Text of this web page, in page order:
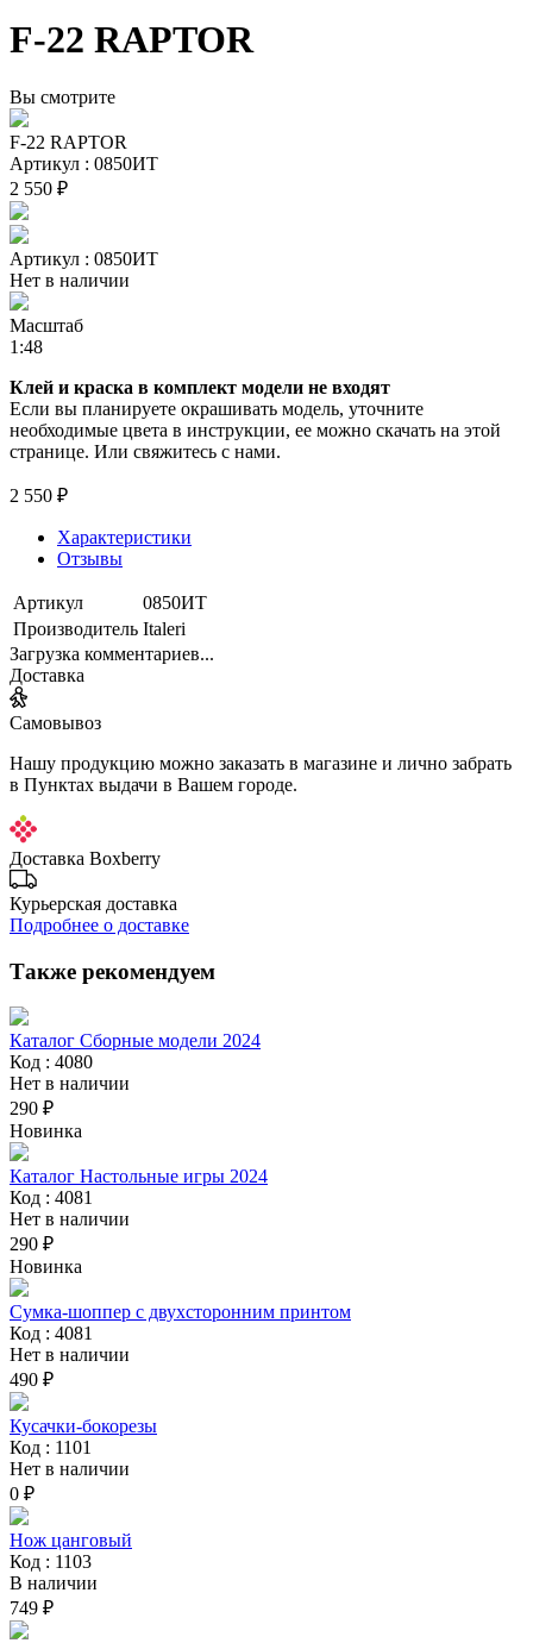
F-22 RAPTOR
Вы смотрите
F-22 RAPTOR
Артикул : 0850ИТ
2 550 ₽
Артикул : 0850ИТ
Нет в наличии
Масштаб
1:48
Клей и краска в комплект модели не входят
Если вы планируете окрашивать модель, уточните
необходимые цвета в инструкции, ее можно скачать на этой
странице. Или свяжитесь с нами.
2 550 ₽
Характеристики
Отзывы
Артикул
0850ИТ
Производитель Italeri
Загрузка комментариев...
Доставка
Самовывоз
Нашу продукцию можно заказать в магазине и лично забрать
в Пунктах выдачи в Вашем городе.
Доставка Boxberry
Курьерская доставка
Подробнее о доставке
Также рекомендуем
Каталог Сборные модели 2024
Код : 4080
Нет в наличии
290 ₽
Новинка
Каталог Настольные игры 2024
Код : 4081
Нет в наличии
290 ₽
Новинка
Сумка-шоппер с двухсторонним принтом
Код : 4081
Нет в наличии
490 ₽
Кусачки-бокорезы
Код : 1101
Нет в наличии
0 ₽
Нож цанговый
Код : 1103
В наличии
749 ₽